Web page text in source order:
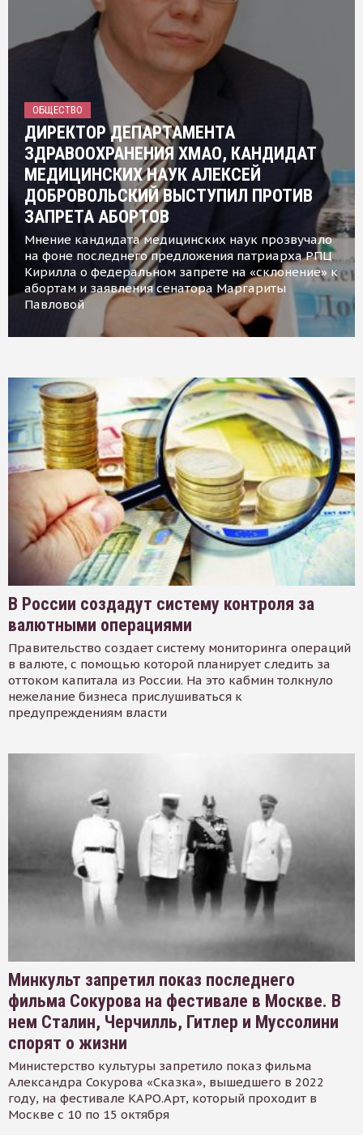
ОБЩЕСТВО
ДИРЕКТОР ДЕПАРТАМЕНТА
ЗДРАВООХРАНЕНИЯ ХМАО, КАНДИДАТ
МЕДИЦИНСКИХ НАУК АЛЕКСЕЙ
ДОБРОВОЛЬСКИЙ ВЫСТУПИЛ ПРОТИВ
ЗАПРЕТА АБОРТОВ
Мнение кандидата медицинских наук прозвучало
на фоне последнего предложения патриарха РПЦ
Кирилла о федеральном запрете на «склонение» к
абортам и заявления сенатора Маргариты
Павловой
В России создадут систему контроля за
валютными операциями
Правительство создает систему мониторинга операций
в валюте, с помощью которой планирует следить за
оттоком капитала из России. На это кабмин толкнуло
нежелание бизнеса прислушиваться к
предупреждениям власти
Минкульт запретил показ последнего
фильма Сокурова на фестивале в Москве. В
нем Сталин, Черчилль, Гитлер и Муссолини
спорят о жизни
Министерство культуры запретило показ фильма
Александра Сокурова «Сказка», вышедшего в 2022
году, на фестивале КАРО.Арт, который проходит в
Москве с 10 по 15 октября